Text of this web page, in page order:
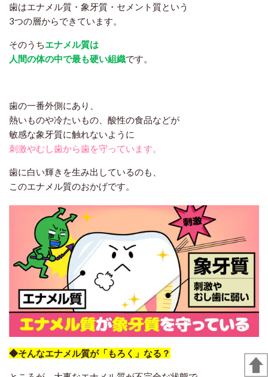
歯はエナメル質・象牙質・セメント質という
3つの層からできています。
そのうちエナメル質は
人間の体の中で最も硬い組織です。
歯の一番外側にあり、
熱いものや冷たいもの、酸性の食品などが
敏感な象牙質に触れないように
刺激やむし歯から歯を守っています。
歯に白い輝きを生み出しているのも、
このエナメル質のおかげです。
◆そんなエナメル質が「もろく」なる？